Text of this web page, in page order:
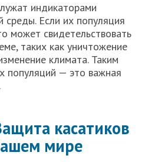
индикаторами
Если их популяция
может свидетельствовать
таких как уничтожение
климата. Таким
популяций — это важная
касатиков
мире